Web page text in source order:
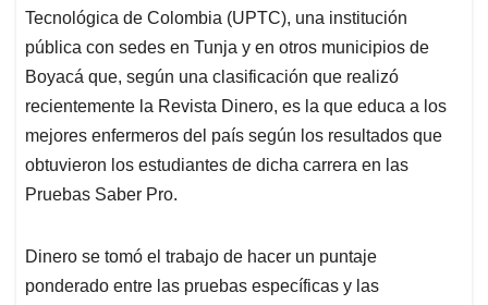
Tecnológica de Colombia (UPTC), una institución
pública con sedes en Tunja y en otros municipios de
Boyacá que, según una clasificación que realizó
recientemente la Revista Dinero, es la que educa a los
mejores enfermeros del país según los resultados que
obtuvieron los estudiantes de dicha carrera en las
Pruebas Saber Pro.
Dinero se tomó el trabajo de hacer un puntaje
ponderado entre las pruebas específicas y las